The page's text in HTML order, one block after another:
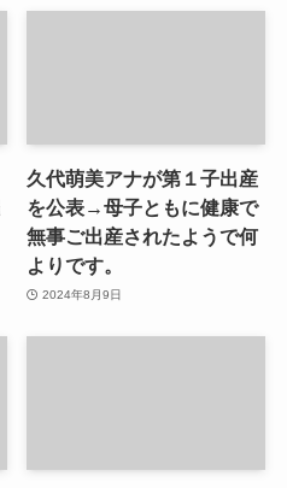
久代萌美アナが第１子出産
を公表→母子ともに健康で
無事ご出産されたようで何
よりです。
2024年8月9日